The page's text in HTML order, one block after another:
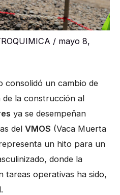
/ mayo 8,
consolidó un cambio de
de la construcción al
ya se desempeñan
del VMOS (Vaca Muerta
un hito para un
donde la
tareas operativas ha sido,